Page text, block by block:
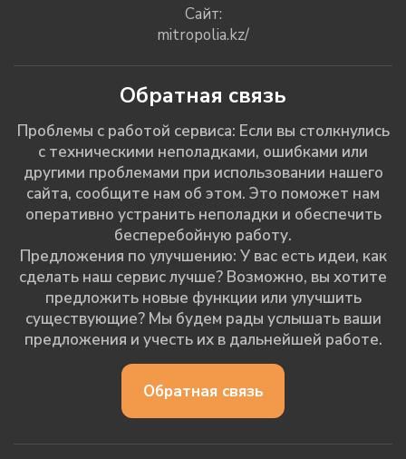
Сайт:
mitropolia.kz/
Обратная связь
Проблемы с работой сервиса: Если вы столкнулись
с техническими неполадками, ошибками или
другими проблемами при использовании нашего
сайта, сообщите нам об этом. Это поможет нам
оперативно устранить неполадки и обеспечить
бесперебойную работу.
Предложения по улучшению: У вас есть идеи, как
сделать наш сервис лучше? Возможно, вы хотите
предложить новые функции или улучшить
существующие? Мы будем рады услышать ваши
предложения и учесть их в дальнейшей работе.
Обратная связь